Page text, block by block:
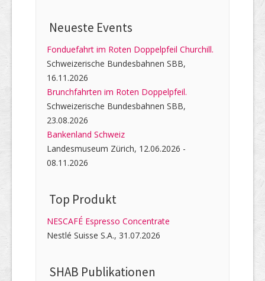
Neueste Events
Fonduefahrt im Roten Doppelpfeil Churchill.
Schweizerische Bundesbahnen SBB,
16.11.2026
Brunchfahrten im Roten Doppelpfeil.
Schweizerische Bundesbahnen SBB,
23.08.2026
Bankenland Schweiz
Landesmuseum Zürich, 12.06.2026 -
08.11.2026
Top Produkt
NESCAFÉ Espresso Concentrate
Nestlé Suisse S.A., 31.07.2026
SHAB Publi­kati­onen